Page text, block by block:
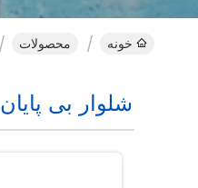
خونه محصولات
شلوار بی پایان